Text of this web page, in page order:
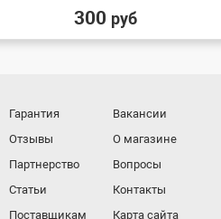
300 руб
Гарантия
Отзывы
Партнерство
Статьи
Поставщикам
Вакансии
О магазине
Вопросы
Контакты
Карта сайта